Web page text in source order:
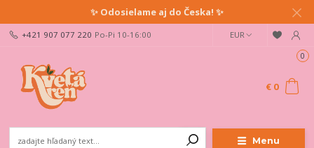
✨ Odosielame aj do Česka! ✨
Menu
EUR
+421 907 077 220 Po-Pi 10-16:00
0
€ 0